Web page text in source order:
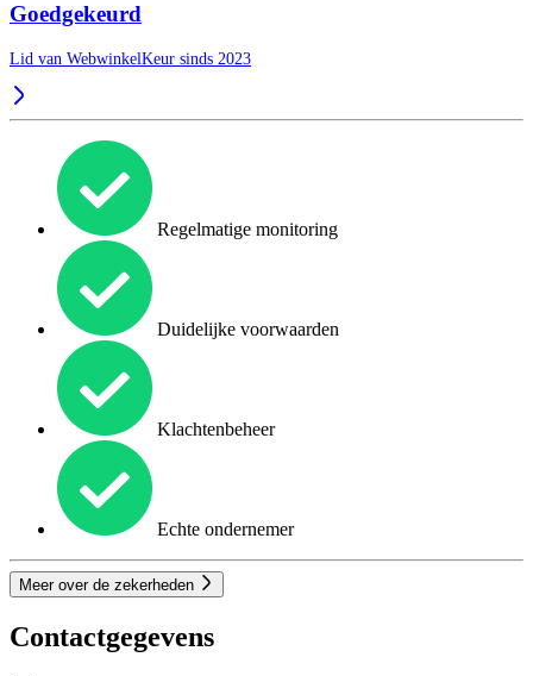
Goedgekeurd
Lid van WebwinkelKeur sinds 2023
Regelmatige monitoring
Duidelijke voorwaarden
Klachtenbeheer
Echte ondernemer
Meer over de zekerheden
Contactgegevens